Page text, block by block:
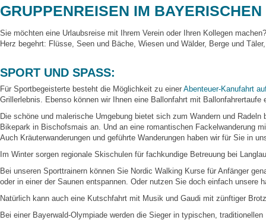
GRUPPENREISEN IM
Sie möchten eine Urlaubsreise mit Ihrem Verein oder Ihren Kollegen
Herz begehrt: Flüsse, Seen und Bäche, Wiesen und Wälder, Berge und
SPORT UND SPASS:
Für Sportbegeisterte besteht die Möglichkeit zu einer Abenteuer-Kanufahrt
Grillerlebnis. Ebenso können wir Ihnen eine Ballonfahrt mit Ballonfahrertaufe
Die schöne und malerische Umgebung bietet sich zum Wandern und
Bikepark in Bischofsmais an. Und an eine romantischen Fackelwanderung
Auch Kräuterwanderungen und geführte Wanderungen haben wir für Sie in
Im Winter sorgen regionale Skischulen für fachkundige Betreuung bei
Bei unseren Sporttrainern können Sie Nordic Walking Kurse für Anfänger
oder in einer der Saunen entspannen. Oder nutzen Sie doch einfach unsere
Natürlich kann auch eine Kutschfahrt mit Musik und Gaudi mit zünftiger
Bei einer Bayerwald-Olympiade werden die Sieger in typischen,